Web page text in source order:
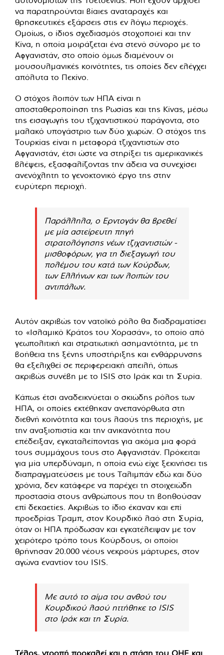
να παρατηρούνται βίαιες αναταραχές και
θρησκευτικές εξάρσεις στις εν λόγω περιοχές.
Ομοίως, ο ίδιος σχεδιασμός στοχοποιεί και την
Κίνα, η οποία μοιράζεται ένα στενό σύνορο με το
Αφγανιστάν, στο οποίο όμως διαμένουν οι
μουσουλμανικές κοινότητες, τις οποίες δεν ελέγχει
απόλυτα το Πεκίνο.
Ο στόχος λοιπόν των ΗΠΑ είναι η
αποσταθεροποίηση της Ρωσίας και της Κίνας, μέσω
της εισαγωγής του τζιχαντιστικού παράγοντα, στο
μαλακό υπογάστριο των δύο χωρών. Ο στόχος της
Τουρκίας είναι η μεταφορά τζιχαντιστών στο
Αφγανιστάν, έτσι ώστε να στηρίξει τις αμερικανικές
βλέψεις, εξασφαλίζοντας την άδεια να συνεχίσει
ανενόχλητη το γενοκτονικό έργο της στην
ευρύτερη περιοχή.
Παράλληλα, ο Ερντογάν θα βρεθεί
με μία αστείρευτη πηγή
στρατολόγησης νέων τζιχαντιστών -
μισθοφόρων, για τη διεξαγωγή του
πολέμου του κατά των Κούρδων,
των Ελλήνων και των λοιπών του
αντιπάλων.
Αυτόν ακριβώς τον νατοϊκό ρόλο θα διαδραματίσει
το «Ισλαμικό Κράτος του Χορασάν», το οποίο από
γεωπολιτική και στρατιωτική ασημαντότητα, με τη
βοήθεια της ξένης υποστήριξης και ενθάρρυνσης
θα εξελιχθεί σε περιφερειακή απειλή, όπως
ακριβώς συνέβη με το ISIS στο Ιράκ και τη Συρία.
Κάπως έτσι αναδεικνύεται ο σκιώδης ρόλος των
ΗΠΑ, οι οποίες εκτέθηκαν ανεπανόρθωτα στη
διεθνή κοινότητα και τους λαούς της περιοχής, με
την αναξιοπιστία και την ανικανότητα που
επέδειξαν, εγκαταλείποντας για ακόμα μια φορά
τους συμμάχους τους στο Αφγανιστάν. Πρόκειται
για μία υπερδύναμη, η οποία ενώ είχε ξεκινήσει τις
διαπραγματεύσεις με τους Ταλιμπάν εδώ και δύο
χρόνια, δεν κατάφερε να παρέχει τη στοιχειώδη
προστασία στους ανθρώπους που τη βοηθούσαν
επί δεκαετίες. Ακριβώς το ίδιο έκαναν και επί
προεδρίας Τραμπ, στον Κουρδικό λαό στη Συρία,
όταν οι ΗΠΑ πρόδωσαν και εγκατέλειψαν με τον
χειρότερο τρόπο τους Κούρδους, οι οποίοι
θρήνησαν 20.000 νέους νεκρούς μάρτυρες, στον
αγώνα εναντίον του ISIS.
Με αυτό το αίμα του ανθού του
Κουρδικού λαού ηττήθηκε το ISIS
στο Ιράκ και τη Συρία.
Τέλος, ντροπή προκαλεί και η στάση του ΟΗΕ και